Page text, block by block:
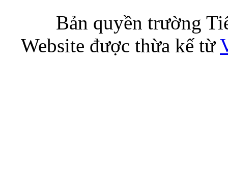
Bản quyền trường
Website được thừa kế từ